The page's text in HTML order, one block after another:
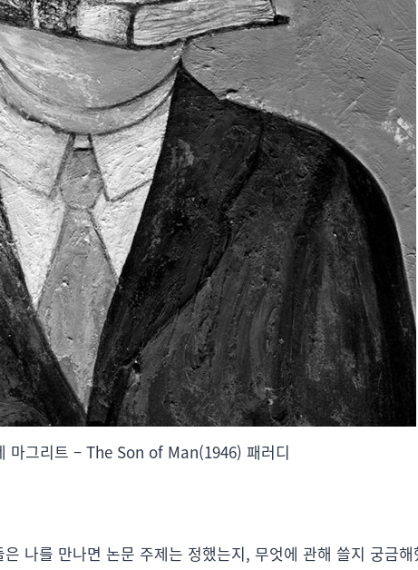
마그리트 – The Son of Man(1946) 패러디
나를 만나면 논문 주제는 정했는지, 무엇에 관해 쓸지 궁금해